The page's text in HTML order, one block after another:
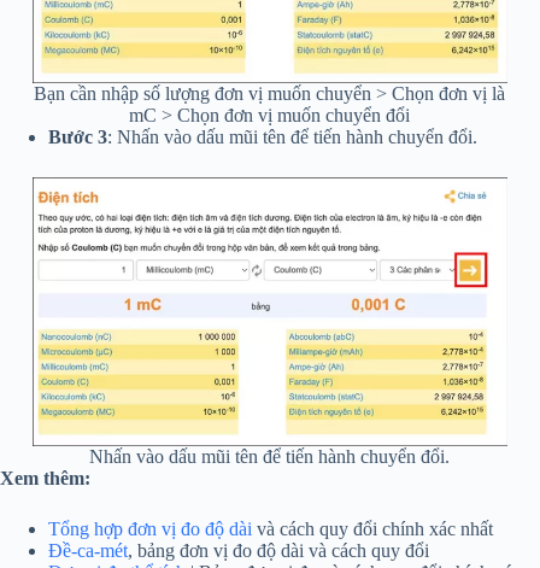
Bạn cần nhập số lượng đơn vị muốn chuyển > Chọn đơn vị là
mC > Chọn đơn vị muốn chuyển đổi
Bước 3: Nhấn vào dấu mũi tên để tiến hành chuyển đổi.
Nhấn vào dấu mũi tên để tiến hành chuyển đổi.
Xem thêm:
Tổng hợp đơn vị đo độ dài và cách quy đổi chính xác nhất
Đề-ca-mét, bảng đơn vị đo độ dài và cách quy đổi